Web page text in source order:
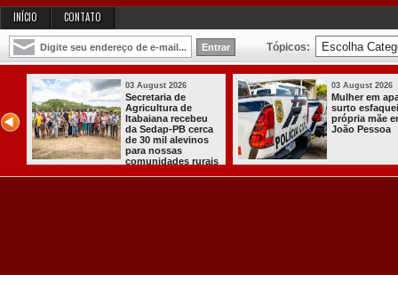
INÍCIO CONTATO
Tópicos:
03 August 2026
Secretaria de
Agricultura de
Itabaiana recebeu
da Sedap-PB cerca
de 30 mil alevinos
para nossas
comunidades rurais
03 August 2026
Mulher em
surto
própria mãe
João Pessoa